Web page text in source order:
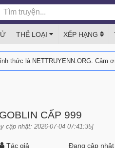
THỂ LOẠI XẾP HẠNG
thức là NETTRUYENN.ORG. Cảm
GOBLIN CẤP 999
cập nhật: 2026-07-04 07:41:35]
Tác giả Đang cập nhật